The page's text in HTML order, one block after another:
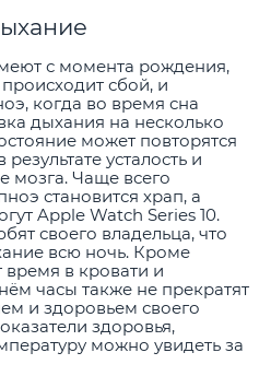
с момента рождения,
сбой, и
когда во время сна
дыхания на несколько
может повторятся
усталость и
мозга. Чаще всего
становится храп, а
Apple Watch Series 10.
своего владельца, что
всю ночь. Кроме
в кровати и
часы также не прекратят
и здоровьем своего
здоровья,
можно увидеть за